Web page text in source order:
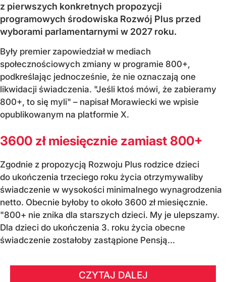
z pierwszych konkretnych propozycji
programowych środowiska Rozwój Plus przed
wyborami parlamentarnymi w 2027 roku.
Były premier zapowiedział w mediach
społecznościowych zmiany w programie 800+,
podkreślając jednocześnie, że nie oznaczają one
likwidacji świadczenia. "Jeśli ktoś mówi, że zabieramy
800+, to się myli" – napisał Morawiecki we wpisie
opublikowanym na platformie X.
3600 zł miesięcznie zamiast 800+
Zgodnie z propozycją Rozwoju Plus rodzice dzieci
do ukończenia trzeciego roku życia otrzymywaliby
świadczenie w wysokości minimalnego wynagrodzenia
netto. Obecnie byłoby to około 3600 zł miesięcznie.
"800+ nie znika dla starszych dzieci. My je ulepszamy.
Dla dzieci do ukończenia 3. roku życia obecne
świadczenie zostałoby zastąpione Pensją...
CZYTAJ DALEJ